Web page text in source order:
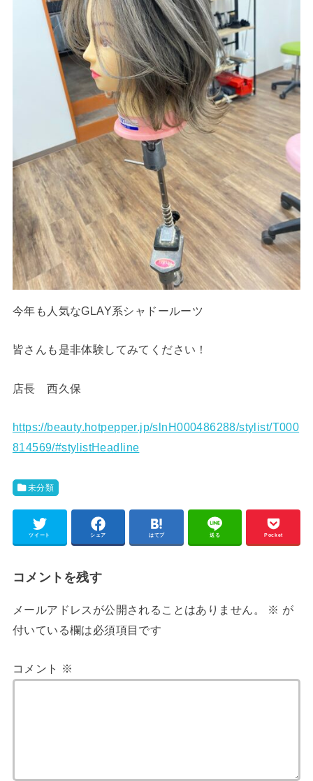
今年も人気なGLAY系シャドールーツ
皆さんも是非体験してみてください！
店長 西久保
https://beauty.hotpepper.jp/slnH000486288/stylist/T000
814569/#stylistHeadline
未分類
ツイート シェア はてブ 送る Pocket
コメントを残す
メールアドレスが公開されることはありません。 ※ が
付いている欄は必須項目です
コメント ※